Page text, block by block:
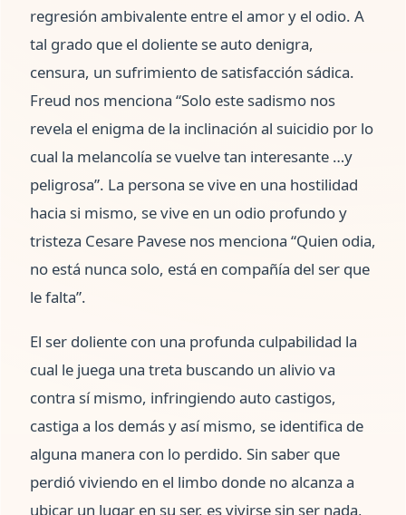
regresión ambivalente entre el amor y el odio. A
tal grado que el doliente se auto denigra,
censura, un sufrimiento de satisfacción sádica.
Freud nos menciona “Solo este sadismo nos
revela el enigma de la inclinación al suicidio por lo
cual la melancolía se vuelve tan interesante …y
peligrosa”. La persona se vive en una hostilidad
hacia si mismo, se vive en un odio profundo y
tristeza Cesare Pavese nos menciona “Quien odia,
no está nunca solo, está en compañía del ser que
le falta”.
El ser doliente con una profunda culpabilidad la
cual le juega una treta buscando un alivio va
contra sí mismo, infringiendo auto castigos,
castiga a los demás y así mismo, se identifica de
alguna manera con lo perdido. Sin saber que
perdió viviendo en el limbo donde no alcanza a
ubicar un lugar en su ser, es vivirse sin ser nada,